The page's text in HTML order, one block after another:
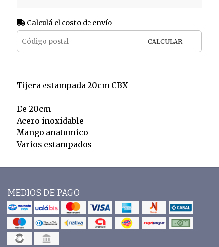
Calculá el costo de envío
CALCULAR
Tijera estampada 20cm CBX
De 20cm
Acero inoxidable
Mango anatomico
Varios estampados
MEDIOS DE PAGO